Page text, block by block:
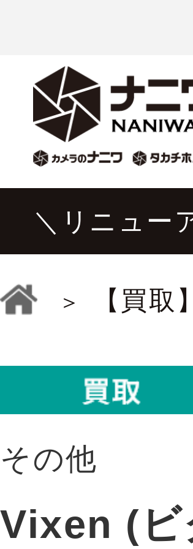
＼リニュー
【買
その他
Vixen (ビ